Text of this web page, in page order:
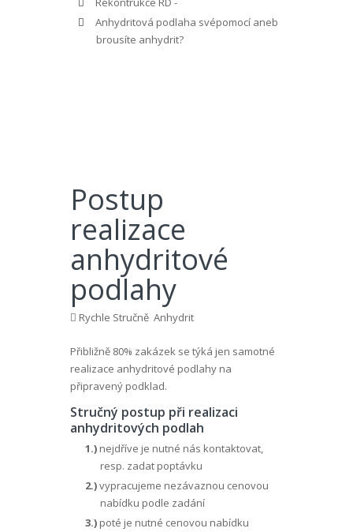
Anhydritová podlaha svépomocí aneb
brousíte anhydrit?
Postup
realizace
anhydritové
podlahy
Rychle Stručně Anhydrit
Přibližně 80% zakázek se týká jen samotné
realizace anhydritové podlahy na
připravený podklad.
Stručný postup při realizaci
anhydritových podlah
1.)nejdříve je nutné nás kontaktovat,
resp. zadat poptávku
2.)vypracujeme nezávaznou cenovou
nabídku podle zadání
3.)poté je nutné cenovou nabídku